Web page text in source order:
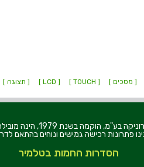
[ מסכים ] [ TOUCH ]
[ LCD ] [ תצוגה ]
חברת טלמיר
פתרונות רכישה גמישים ונוחים בהתאם
הסדרות החמות בטלמיר